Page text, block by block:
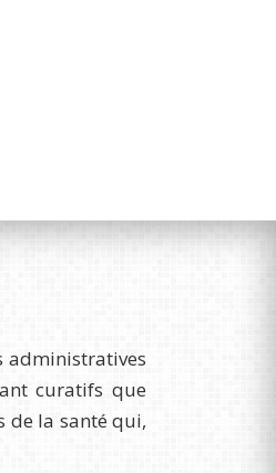
administratives
curatifs que
de la santé qui,